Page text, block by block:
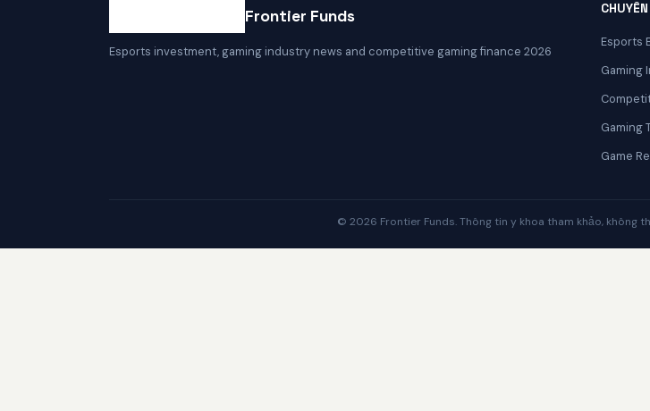
Frontier Funds
Esports investment, gaming industry news and competitive gaming finance 2026
Esports
Gaming
Gaming
Game
© 2026 Frontier Funds. Thông tin y khoa tham khảo, không